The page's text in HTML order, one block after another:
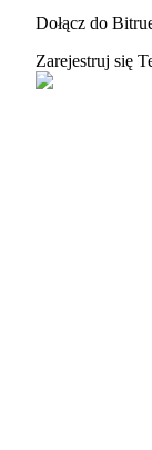
Dołącz do
Zarejestruj się